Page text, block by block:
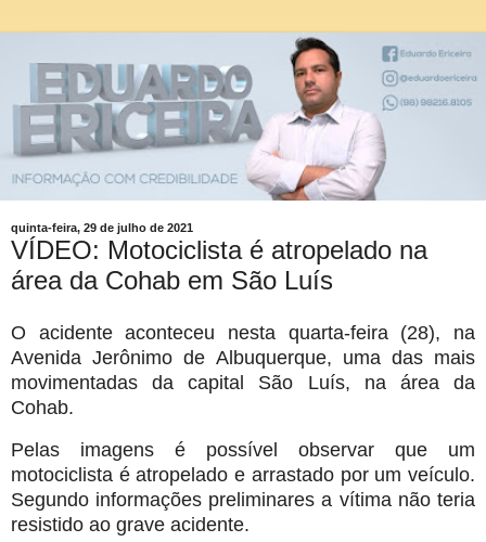
quinta-feira, 29 de julho de 2021
VÍDEO: Motociclista é atropelado na
área da Cohab em São Luís
O acidente aconteceu nesta quarta-feira (28), na
Avenida Jerônimo de Albuquerque, uma das mais
movimentadas da capital São Luís, na área da
Cohab.
Pelas imagens é possível observar que um
motociclista é atropelado e arrastado por um veículo.
Segundo informações preliminares a vítima não teria
resistido ao grave acidente.